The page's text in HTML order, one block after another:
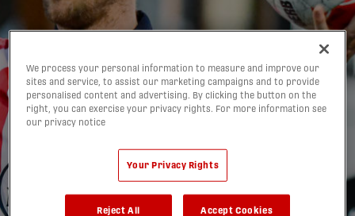
Maxim Tissot veut
partir sur un dernier
trophée
We process your personal information to measure and improve our
sites and service, to assist our marketing campaigns and to provide
personalised content and advertising. By clicking the button on the
right, you can exercise your privacy rights. For more information see
our privacy notice
Your Privacy Rights
Reject All Accept Cookies